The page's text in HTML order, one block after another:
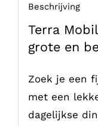
Beschrijving
Terra
grote en
Zoek je een
met een
dagelijkse